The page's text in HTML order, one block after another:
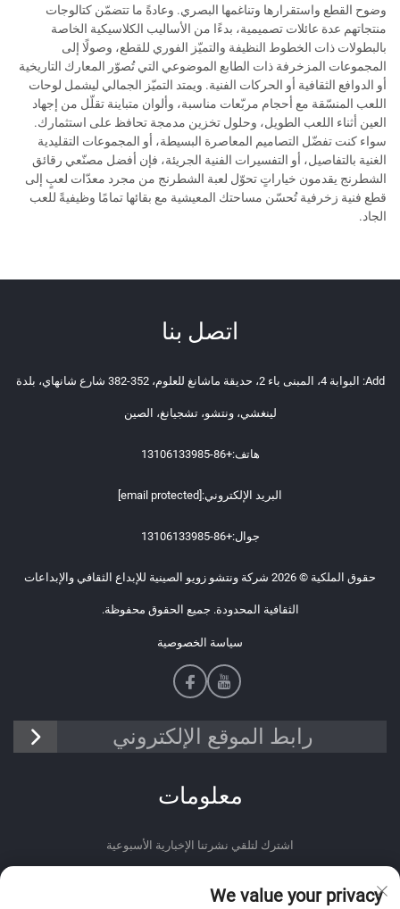
وضوح القطع واستقرارها وتناغمها البصري. وعادةً ما تتضمّن كتالوجات
منتجاتهم عدة عائلات تصميمية، بدءًا من الأساليب الكلاسيكية الخاصة
بالبطولات ذات الخطوط النظيفة والتميّز الفوري للقطع، وصولًا إلى
المجموعات المزخرفة ذات الطابع الموضوعي التي تُصوّر المعارك التاريخية
أو الدوافع الثقافية أو الحركات الفنية. ويمتد التميّز الجمالي ليشمل لوحات
اللعب المنسّقة مع أحجام مربّعات مناسبة، وألوان متباينة تقلّل من إجهاد
العين أثناء اللعب الطويل، وحلول تخزين مدمجة تحافظ على استثمارك.
سواء كنت تفضّل التصاميم المعاصرة البسيطة، أو المجموعات التقليدية
الغنية بالتفاصيل، أو التفسيرات الفنية الجريئة، فإن أفضل مصنّعي رقائق
الشطرنج يقدمون خياراتٍ تحوّل لعبة الشطرنج من مجرد معدّات لعبٍ إلى
قطع فنية زخرفية تُحسّن مساحتك المعيشية مع بقائها تمامًا وظيفيةً للعب
الجاد.
اتصل بنا
Add: البوابة 4، المبنى باء 2، حديقة ماشانغ للعلوم، 352-382 شارع شانهاي، بلدة
لينغشي، ونتشو، تشجيانغ، الصين
هاتف:+86-13106133985
البريد الإلكتروني:
جوال:+86-13106133985
حقوق الملكية © 2026 شركة ونتشو زويو الصينية للإبداع الثقافي والإبداعات
الثقافية المحدودة. جميع الحقوق محفوظة.
سياسة الخصوصية
رابط الموقع الإلكتروني
معلومات
اشترك لتلقي نشرتنا الإخبارية الأسبوعية
We value your privacy